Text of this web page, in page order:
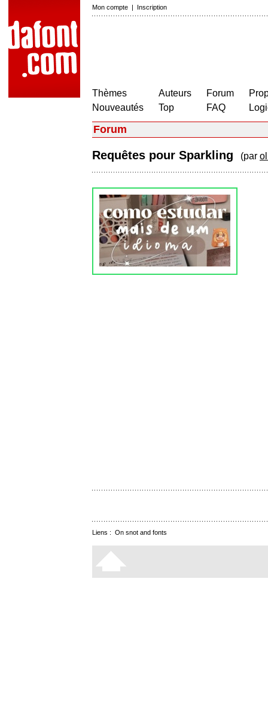
Mon compte | Inscription
Thèmes
Nouveautés
Auteurs
Top
Forum
FAQ
Forum
Requêtes pour Sparkling (par
Liens : On snot and fonts